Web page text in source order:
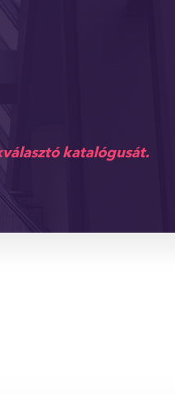
katalógusát.